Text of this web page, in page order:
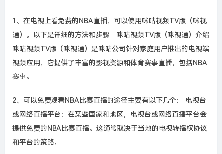
1、在电视上看免费的NBA直播，可以使用咪咕视频TV版（咪视
通）。以下是详细的方法和步骤：咪咕视频TV版（咪视通）介绍
咪咕视频TV版（咪视通）是咪咕公司针对家庭用户推出的电视端
视频应用，它提供了丰富的影视资源和体育赛事直播，包括NBA
赛事。
2、可以免费观看NBA比赛直播的途径主要有以下几个： 电视台
或网络直播平台：在某些国家和地区，电视台或网络直播平台会
提供免费的NBA比赛直播。这通常取决于当地的电视转播权协议
和平台的策略。